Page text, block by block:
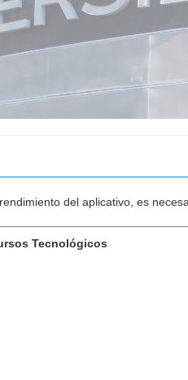
del aplicativo, es
Tecnológicos